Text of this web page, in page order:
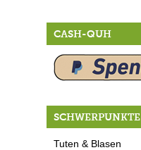
CASH-QUH
SCHWERPUNKTE
Tuten & Blasen